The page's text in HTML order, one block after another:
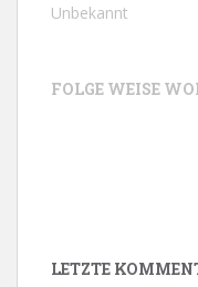
Unbekannt
FOLGE WEISE
LETZTE